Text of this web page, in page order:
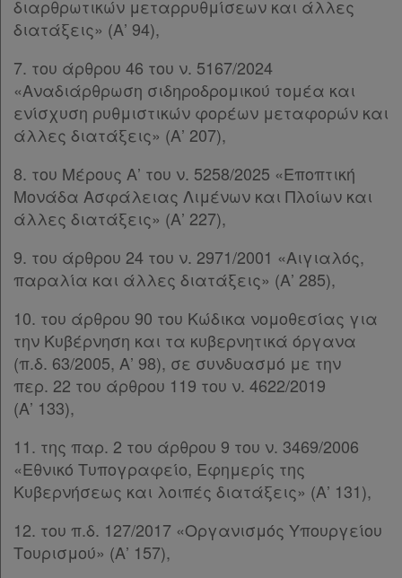
διαρθρωτικών μεταρρυθμίσεων και άλλες
διατάξεις» (Α’ 94),
7. του άρθρου 46 του ν. 5167/2024
«Αναδιάρθρωση σιδηροδρομικού τομέα και
ενίσχυση ρυθμιστικών φορέων μεταφορών και
άλλες διατάξεις» (Α’ 207),
8. του Μέρους Α’ του ν. 5258/2025 «Εποπτική
Μονάδα Ασφάλειας Λιμένων και Πλοίων και
άλλες διατάξεις» (Α’ 227),
9. του άρθρου 24 του ν. 2971/2001 «Αιγιαλός,
παραλία και άλλες διατάξεις» (Α’ 285),
10. του άρθρου 90 του Κώδικα νομοθεσίας για
την Κυβέρνηση και τα κυβερνητικά όργανα
(π.δ. 63/2005, Α’ 98), σε συνδυασμό με την
περ. 22 του άρθρου 119 του ν. 4622/2019
(Α’ 133),
11. της παρ. 2 του άρθρου 9 του ν. 3469/2006
«Εθνικό Τυπογραφείο, Εφημερίς της
Κυβερνήσεως και λοιπές διατάξεις» (Α’ 131),
12. του π.δ. 127/2017 «Οργανισμός Υπουργείου
Τουρισμού» (Α’ 157),